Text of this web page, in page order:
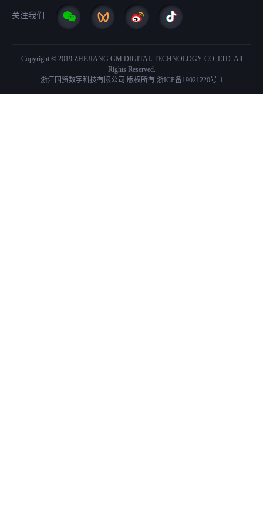
关注我们
Copyright © 2019 ZHEJIANG GM DIGITAL TECHNOLOGY CO.,LTD. All
Rights Reserved.
浙江国贸数字科技有限公司 版权所有 浙ICP备19021220号-1